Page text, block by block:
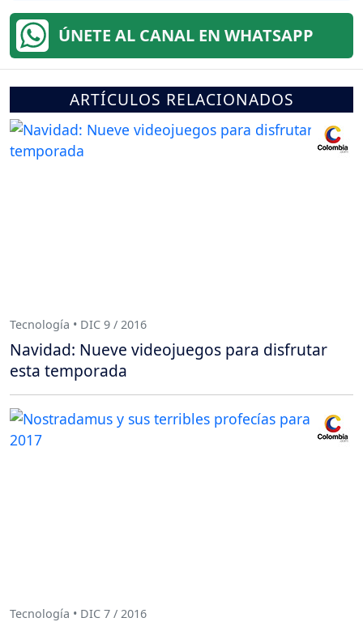
ÚNETE AL CANAL EN WHATSAPP
ARTÍCULOS RELACIONADOS
Tecnología • DIC 9 / 2016
Navidad: Nueve videojuegos para disfrutar
esta temporada
Tecnología • DIC 7 / 2016